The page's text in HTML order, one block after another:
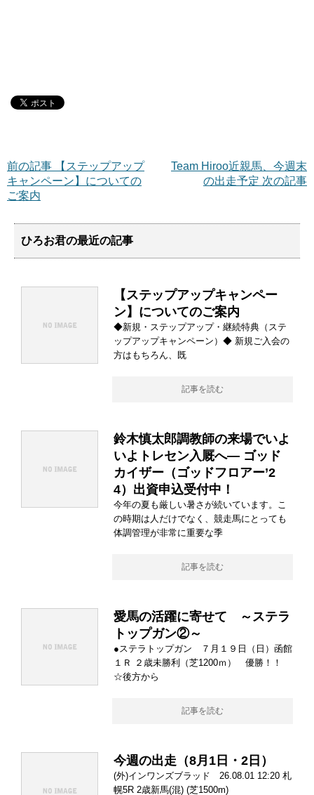
Team Hiroo近親馬、今週末
の出走予定 次の記事
前の記事 【ステップアップ
キャンペーン】についての
ご案内
ひろお君の最近の記事
【ステップアップキャンペー
ン】についてのご案内
◆新規・ステップアップ・継続特典（ステ
ップアップキャンペーン）◆ 新規ご入会の
方はもちろん、既
記事を読む
鈴木慎太郎調教師の来場でいよ
いよトレセン入厩へ― ゴッド
カイザー（ゴッドフロアー’2
4）出資申込受付中！
今年の夏も厳しい暑さが続いています。こ
の時期は人だけでなく、競走馬にとっても
体調管理が非常に重要な季
記事を読む
愛馬の活躍に寄せて ～ステラ
トップガン②～
●ステラトップガン ７月１９日（日）函館
１Ｒ ２歳未勝利（芝1200ｍ） 優勝！！
☆後方から
記事を読む
今週の出走（8月1日・2日）
(外)インワンズブラッド 26.08.01 12:20 札
幌5R 2歳新馬(混) (芝1500m)